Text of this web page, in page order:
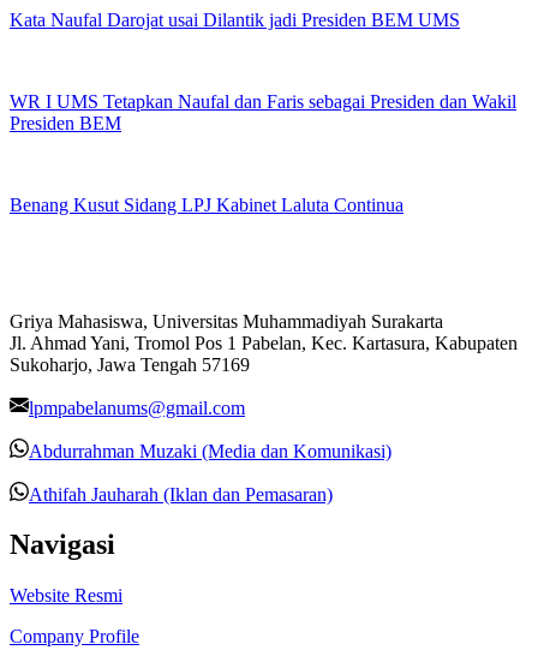
Kata Naufal Darojat usai Dilantik jadi Presiden BEM UMS
WR I UMS Tetapkan Naufal dan Faris sebagai Presiden dan Wakil
Presiden BEM
Benang Kusut Sidang LPJ Kabinet Laluta Continua
Griya Mahasiswa, Universitas Muhammadiyah Surakarta
Jl. Ahmad Yani, Tromol Pos 1 Pabelan, Kec. Kartasura, Kabupaten
Sukoharjo, Jawa Tengah 57169
lpmpabelanums@gmail.com
Abdurrahman Muzaki (Media dan Komunikasi)
Athifah Jauharah (Iklan dan Pemasaran)
Navigasi
Website Resmi
Company Profile